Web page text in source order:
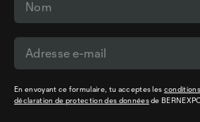
En envoyant ce formulaire, tu acceptes les
déclaration de protection des donnéesde